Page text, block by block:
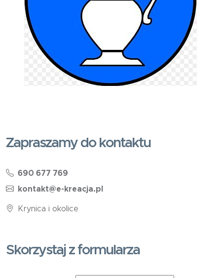
Zapraszamy do kontaktu
690 677 769
kontakt@e-kreacja.pl
Krynica i okolice
Skorzystaj z formularza